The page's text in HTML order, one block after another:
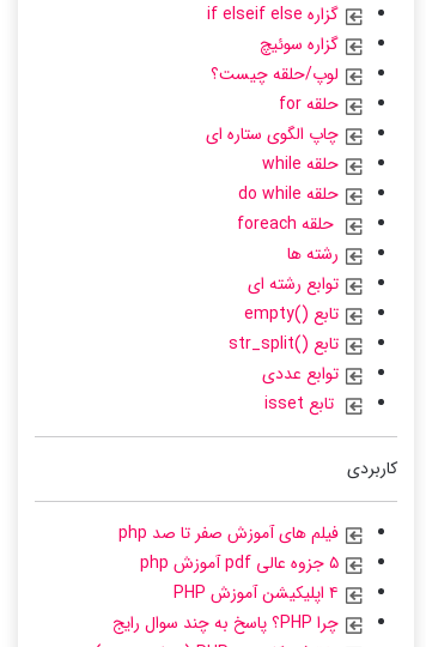
گزاره if elseif else
گزاره سوئیچ
لوپ/حلقه چیست؟
حلقه for
چاپ الگوی ستاره ای
حلقه while
حلقه do while
حلقه foreach
رشته ها
توابع رشته ای
تابع ()empty
تابع ()str_split
توابع عددی
تابع isset
کاربردی
فیلم های آموزش صفر تا صد php
۵ جزوه عالی pdf آموزش php
چرا PHP؟ پاسخ به چند سوال رایج